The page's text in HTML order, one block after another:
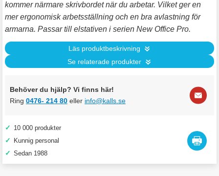
kommer närmare skrivbordet när du arbetar. Vilket ger en
mer ergonomisk arbetsställning och en bra avlastning för
armarna. Passar till elstativen i serien New Office Pro.
Läs produktbeskrivning
Se relaterade produkter
Behöver du hjälp? Vi finns här!
Ring 0476- 214 80 eller info@kalls.se
✓ 10 000 produkter
✓ Kunnig personal
✓ Sedan 1988